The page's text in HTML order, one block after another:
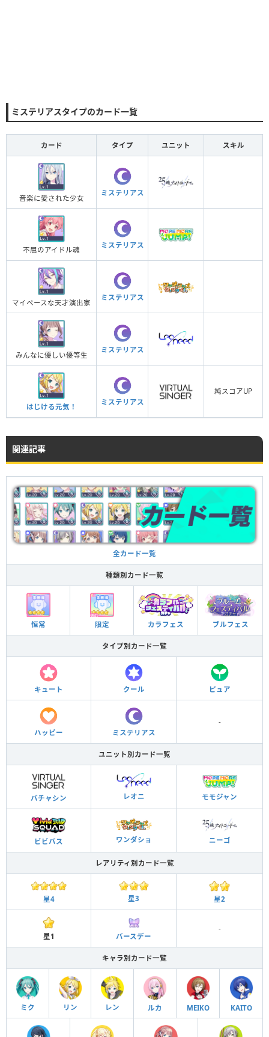
ミステリアスタイプのカード一覧
カード タイプ ユニット スキル
音楽に愛された少女
ミステリアス
不屈のアイドル魂
ミステリアス
マイペースな天才演出家
ミステリアス
みんなに優しい優等生
ミステリアス
はじける元気！
ミステリアス
純スコアUP
関連記事
全カード一覧
種類別カード一覧
恒常 限定 カラフェス ブルフェス
タイプ別カード一覧
キュート クール ピュア
ハッピー ミステリアス
-
ユニット別カード一覧
バチャシン レオニ モモジャン
ビビバス ワンダショ ニーゴ
レアリティ別カード一覧
星4 星3 星2
星1 バースデー
-
キャラ別カード一覧
ミク リン レン ルカ MEIKO KAITO